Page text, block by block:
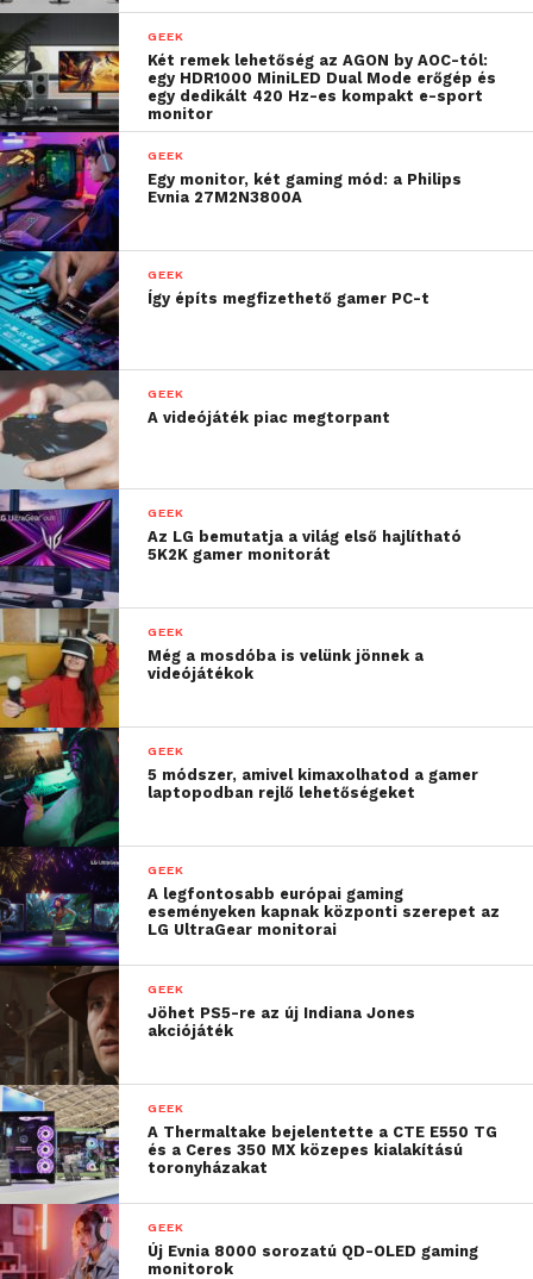
GEEK
Két remek lehetőség az AGON by AOC-tól:
egy HDR1000 MiniLED Dual Mode erőgép és
egy dedikált 420 Hz-es kompakt e-sport
monitor
GEEK
Egy monitor, két gaming mód: a Philips
Evnia 27M2N3800A
GEEK
Így építs megfizethető gamer PC-t
GEEK
A videójáték piac megtorpant
GEEK
Az LG bemutatja a világ első hajlítható
5K2K gamer monitorát
GEEK
Még a mosdóba is velünk jönnek a
videójátékok
GEEK
5 módszer, amivel kimaxolhatod a gamer
laptopodban rejlő lehetőségeket
GEEK
A legfontosabb európai gaming
eseményeken kapnak központi szerepet az
LG UltraGear monitorai
GEEK
Jöhet PS5-re az új Indiana Jones
akciójáték
GEEK
A Thermaltake bejelentette a CTE E550 TG
és a Ceres 350 MX közepes kialakítású
toronyházakat
GEEK
Új Evnia 8000 sorozatú QD-OLED gaming
monitorok